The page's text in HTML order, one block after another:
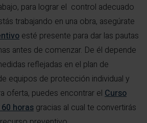
para lograr el control adecuado
trabajando en una obra, asegúrate
esté presente para dar las pautas
antes de comenzar. De él depende
reflejadas en el plan de
equipos de protección individual y
oferta, puedes encontrar el Curso
horas gracias al cual te convertirás